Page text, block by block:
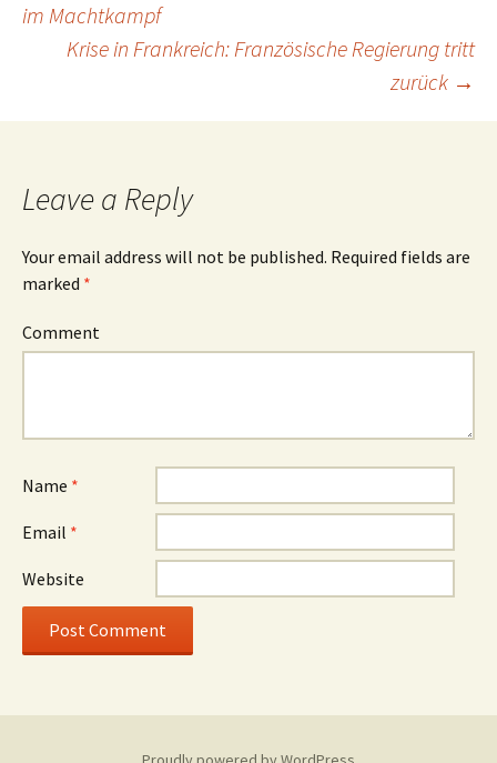
Post
navigation
im Machtkampf
Krise in Frankreich: Französische Regierung tritt
zurück →
Leave a Reply
Your email address will not be published. Required fields are
marked *
Comment
Name *
Email *
Website